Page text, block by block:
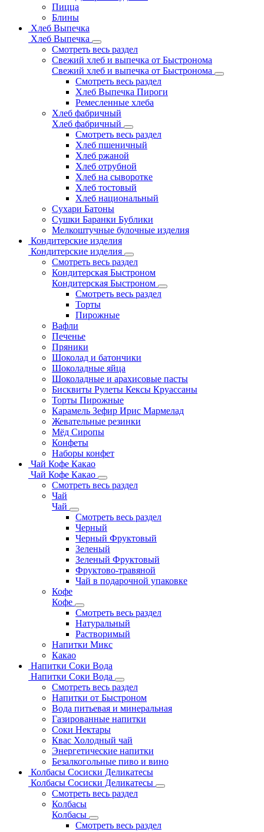
Пицца
Блины
Хлеб Выпечка
Хлеб Выпечка
Смотреть весь раздел
Свежий хлеб и выпечка от Быстронома
Свежий хлеб и выпечка от Быстронома
Смотреть весь раздел
Хлеб Выпечка Пироги
Ремесленные хлеба
Хлеб фабричный
Хлеб фабричный
Смотреть весь раздел
Хлеб пшеничный
Хлеб ржаной
Хлеб отрубной
Хлеб на сыворотке
Хлеб тостовый
Хлеб национальный
Сухари Батоны
Сушки Баранки Бублики
Мелкоштучные булочные изделия
Кондитерские изделия
Кондитерские изделия
Смотреть весь раздел
Кондитерская Быстроном
Кондитерская Быстроном
Смотреть весь раздел
Торты
Пирожные
Вафли
Печенье
Пряники
Шоколад и батончики
Шоколадные яйца
Шоколадные и арахисовые пасты
Бисквиты Рулеты Кексы Круассаны
Торты Пирожные
Карамель Зефир Ирис Мармелад
Жевательные резинки
Мёд Сиропы
Конфеты
Наборы конфет
Чай Кофе Какао
Чай Кофе Какао
Смотреть весь раздел
Чай
Чай
Смотреть весь раздел
Черный
Черный Фруктовый
Зеленый
Зеленый Фруктовый
Фруктово-травяной
Чай в подарочной упаковке
Кофе
Кофе
Смотреть весь раздел
Натуральный
Растворимый
Напитки Микс
Какао
Напитки Соки Вода
Напитки Соки Вода
Смотреть весь раздел
Напитки от Быстроном
Вода питьевая и минеральная
Газированные напитки
Соки Нектары
Квас Холодный чай
Энергетические напитки
Безалкогольные пиво и вино
Колбасы Сосиски Деликатесы
Колбасы Сосиски Деликатесы
Смотреть весь раздел
Колбасы
Колбасы
Смотреть весь раздел